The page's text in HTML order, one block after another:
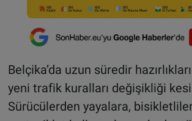
Belçika’da uzun süredir
yeni trafik kuralları değişikliği
Sürücülerden yayalara,